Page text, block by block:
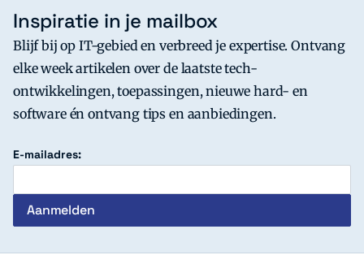
Inspiratie in je mailbox
Blijf bij op IT-gebied en verbreed je expertise. Ontvang
elke week artikelen over de laatste tech-
ontwikkelingen, toepassingen, nieuwe hard- en
software én ontvang tips en aanbiedingen.
E-mailadres: